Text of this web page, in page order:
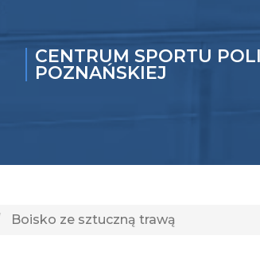
CENTRUM SPORTU
POZNAŃSKIEJ
Boisko ze sztuczną trawą